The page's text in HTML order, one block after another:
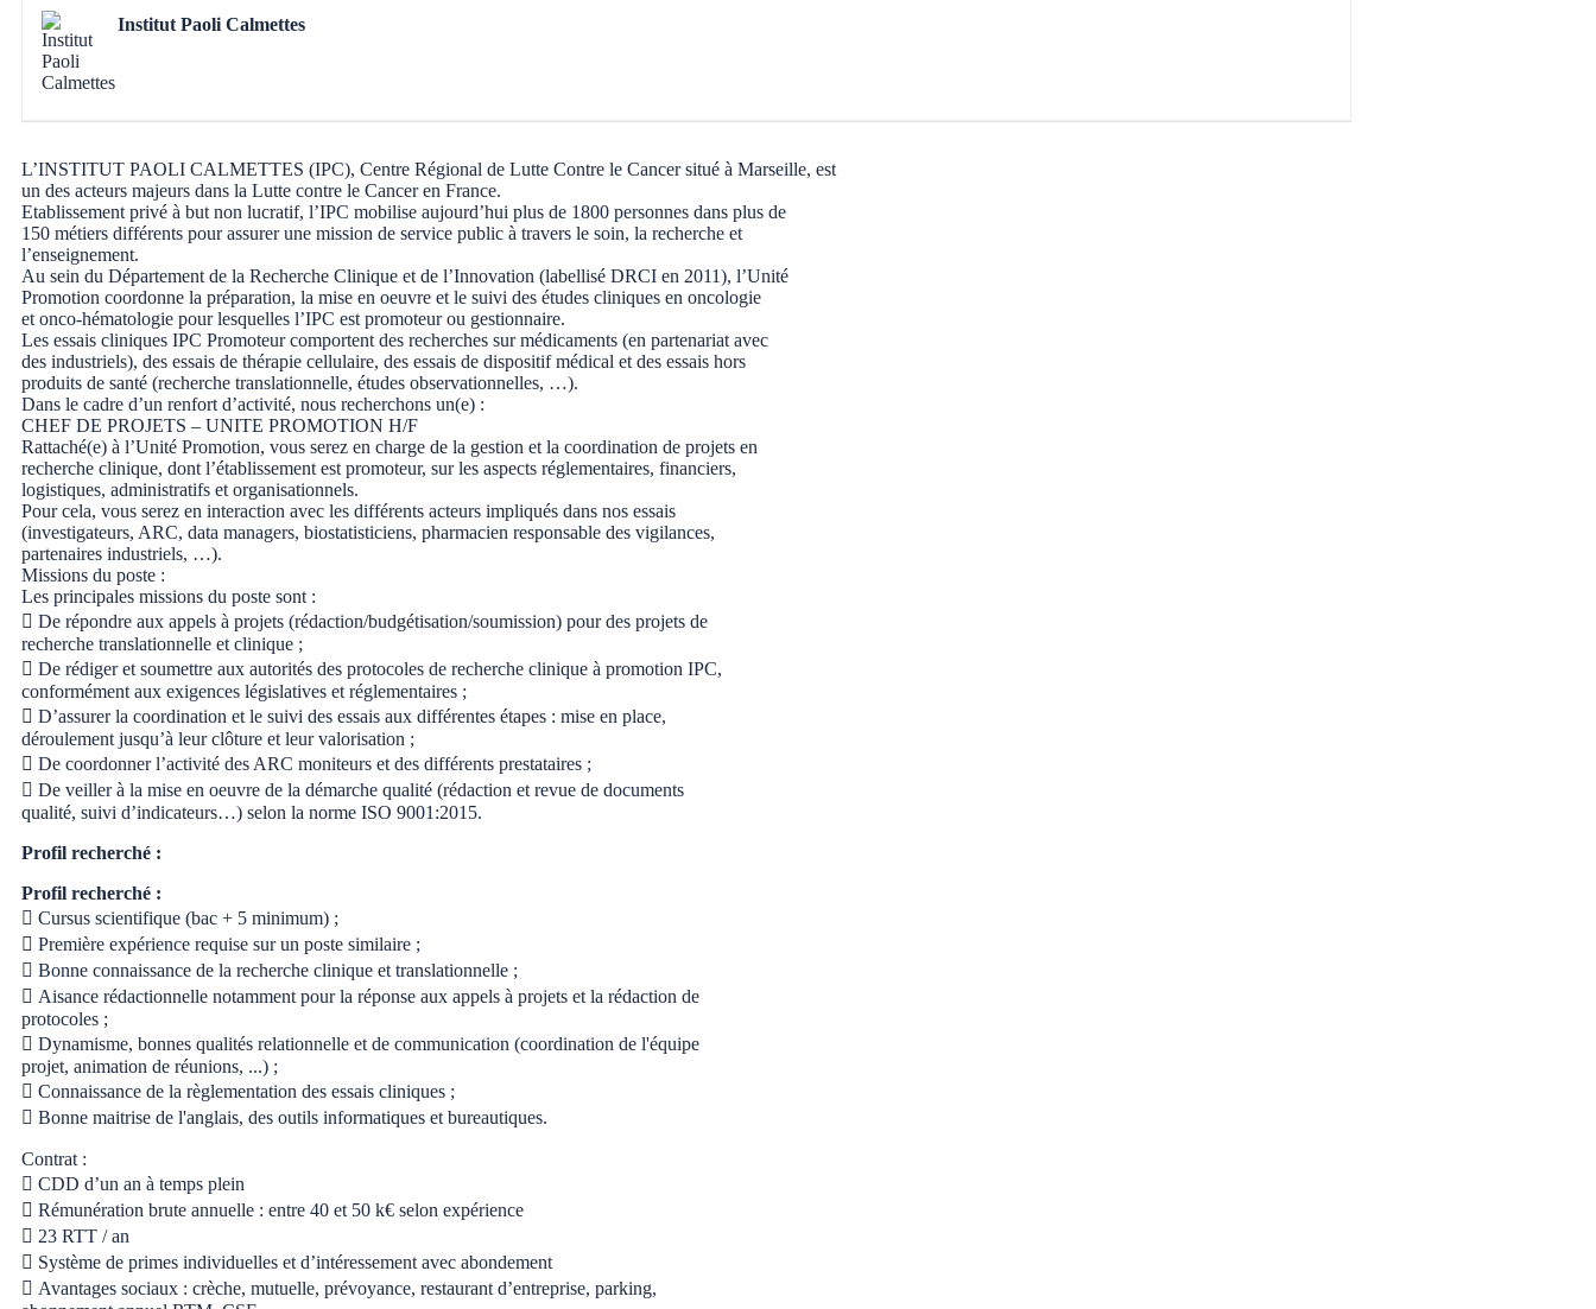
Institut Paoli Calmettes
L’INSTITUT PAOLI CALMETTES (IPC), Centre Régional de Lutte Contre le Cancer situé à Marseille, est
un des acteurs majeurs dans la Lutte contre le Cancer en France.
Etablissement privé à but non lucratif, l’IPC mobilise aujourd’hui plus de 1800 personnes dans plus de
150 métiers différents pour assurer une mission de service public à travers le soin, la recherche et
l’enseignement.
Au sein du Département de la Recherche Clinique et de l’Innovation (labellisé DRCI en 2011), l’Unité
Promotion coordonne la préparation, la mise en oeuvre et le suivi des études cliniques en oncologie
et onco-hématologie pour lesquelles l’IPC est promoteur ou gestionnaire.
Les essais cliniques IPC Promoteur comportent des recherches sur médicaments (en partenariat avec
des industriels), des essais de thérapie cellulaire, des essais de dispositif médical et des essais hors
produits de santé (recherche translationnelle, études observationnelles, …).
Dans le cadre d’un renfort d’activité, nous recherchons un(e) :
CHEF DE PROJETS – UNITE PROMOTION H/F
Rattaché(e) à l’Unité Promotion, vous serez en charge de la gestion et la coordination de projets en
recherche clinique, dont l’établissement est promoteur, sur les aspects réglementaires, financiers,
logistiques, administratifs et organisationnels.
Pour cela, vous serez en interaction avec les différents acteurs impliqués dans nos essais
(investigateurs, ARC, data managers, biostatisticiens, pharmacien responsable des vigilances,
partenaires industriels, …).
Missions du poste :
Les principales missions du poste sont :
 De répondre aux appels à projets (rédaction/budgétisation/soumission) pour des projets de
recherche translationnelle et clinique ;
 De rédiger et soumettre aux autorités des protocoles de recherche clinique à promotion IPC,
conformément aux exigences législatives et réglementaires ;
 D’assurer la coordination et le suivi des essais aux différentes étapes : mise en place,
déroulement jusqu’à leur clôture et leur valorisation ;
 De coordonner l’activité des ARC moniteurs et des différents prestataires ;
 De veiller à la mise en oeuvre de la démarche qualité (rédaction et revue de documents
qualité, suivi d’indicateurs…) selon la norme ISO 9001:2015.
Profil recherché :
Profil recherché :
 Cursus scientifique (bac + 5 minimum) ;
 Première expérience requise sur un poste similaire ;
 Bonne connaissance de la recherche clinique et translationnelle ;
 Aisance rédactionnelle notamment pour la réponse aux appels à projets et la rédaction de
protocoles ;
 Dynamisme, bonnes qualités relationnelle et de communication (coordination de l'équipe
projet, animation de réunions, ...) ;
 Connaissance de la règlementation des essais cliniques ;
 Bonne maitrise de l'anglais, des outils informatiques et bureautiques.
Contrat :
 CDD d’un an à temps plein
 Rémunération brute annuelle : entre 40 et 50 k€ selon expérience
 23 RTT / an
 Système de primes individuelles et d’intéressement avec abondement
 Avantages sociaux : crèche, mutuelle, prévoyance, restaurant d’entreprise, parking,